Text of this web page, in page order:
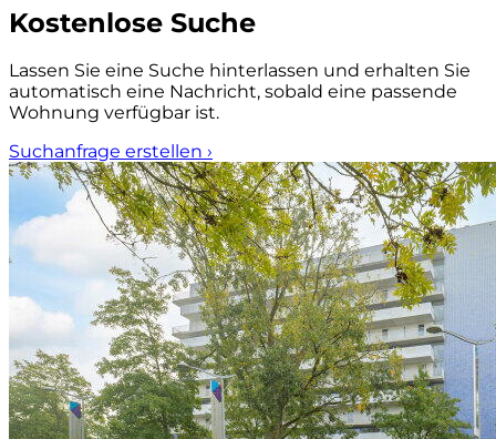
Kostenlose Suche
Lassen Sie eine Suche hinterlassen und erhalten Sie
automatisch eine Nachricht, sobald eine passende
Wohnung verfügbar ist.
Suchanfrage erstellen ›